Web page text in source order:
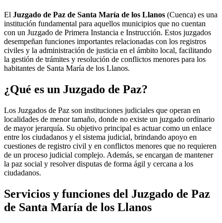
El Juzgado de Paz de Santa María de los Llanos (Cuenca) es una
institución fundamental para aquellos municipios que no cuentan
con un Juzgado de Primera Instancia e Instrucción. Estos juzgados
desempeñan funciones importantes relacionadas con los registros
civiles y la administración de justicia en el ámbito local, facilitando
la gestión de trámites y resolución de conflictos menores para los
habitantes de Santa María de los Llanos.
¿Qué es un Juzgado de Paz?
Los Juzgados de Paz son instituciones judiciales que operan en
localidades de menor tamaño, donde no existe un juzgado ordinario
de mayor jerarquía. Su objetivo principal es actuar como un enlace
entre los ciudadanos y el sistema judicial, brindando apoyo en
cuestiones de registro civil y en conflictos menores que no requieren
de un proceso judicial complejo. Además, se encargan de mantener
la paz social y resolver disputas de forma ágil y cercana a los
ciudadanos.
Servicios y funciones del Juzgado de Paz
de Santa María de los Llanos